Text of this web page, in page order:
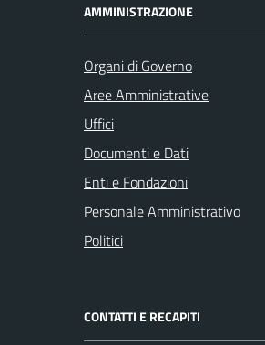
AMMINISTRAZIONE
Organi di Governo
Aree Amministrative
Uffici
Documenti e Dati
Enti e Fondazioni
Personale Amministrativo
Politici
CONTATTI E RECAPITI